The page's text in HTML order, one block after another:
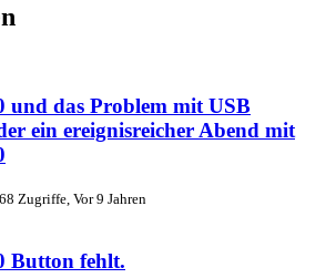
und das Problem mit USB
ein ereignisreicher Abend mit
Zugriffe, Vor 9 Jahren
Button fehlt.